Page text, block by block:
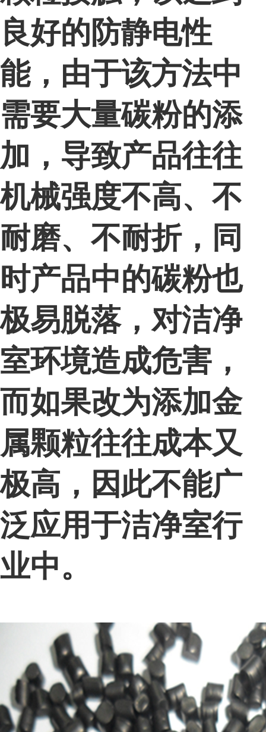
良好的防静电性
能，由于该方法中
需要大量碳粉的添
加，导致产品往往
机械强度不高、不
耐磨、不耐折，同
时产品中的碳粉也
极易脱落，对洁净
室环境造成危害，
而如果改为添加金
属颗粒往往成本又
极高，因此不能广
泛应用于洁净室行
业中。